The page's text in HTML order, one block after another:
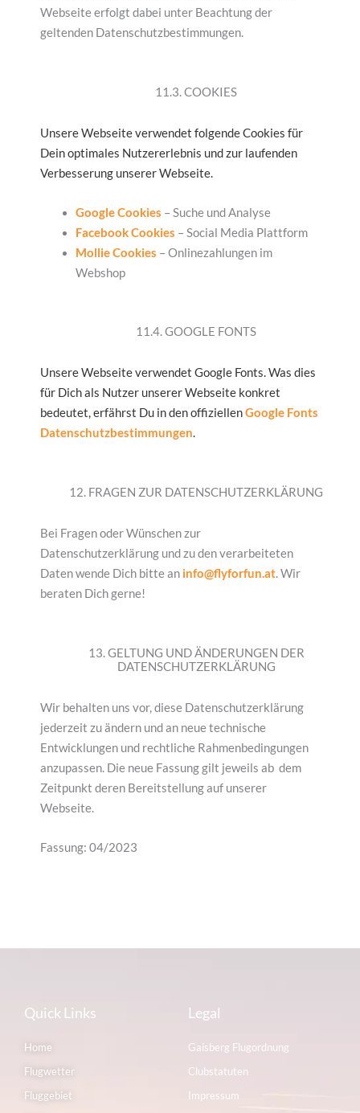
Webseite erfolgt dabei unter Beachtung der
geltenden Datenschutzbestimmungen.
11.3. COOKIES
Unsere Webseite verwendet folgende Cookies für
Dein optimales Nutzererlebnis und zur laufenden
Verbesserung unserer Webseite.
Google Cookies – Suche und Analyse
Facebook Cookies – Social Media Plattform
Mollie Cookies – Onlinezahlungen im
Webshop
11.4. GOOGLE FONTS
Unsere Webseite verwendet Google Fonts. Was dies
für Dich als Nutzer unserer Webseite konkret
bedeutet, erfährst Du in den offiziellenGoogle Fonts
Datenschutzbestimmungen.
12. FRAGEN ZUR DATENSCHUTZERKLÄRUNG
Bei Fragen oder Wünschen zur
Datenschutzerklärung und zu den verarbeiteten
Daten wende Dich bitte an info@flyforfun.at. Wir
beraten Dich gerne!
13. GELTUNG UND ÄNDERUNGEN DER
DATENSCHUTZERKLÄRUNG
Wir behalten uns vor, diese Datenschutzerklärung
jederzeit zu ändern und an neue technische
Entwicklungen und rechtliche Rahmenbedingungen
anzupassen. Die neue Fassung gilt jeweils ab dem
Zeitpunkt deren Bereitstellung auf unserer
Webseite.
Fassung: 04/2023
Quick Links
Home
Flugwetter
Fluggebiet
Legal
Gaisberg Flugordnung
Clubstatuten
Impressum